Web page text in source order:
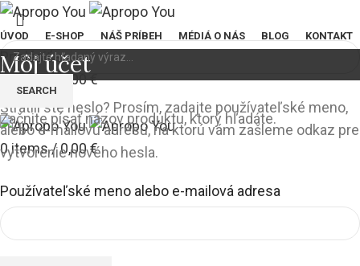
ÚVOD E-SHOP NÁŠ PRÍBEH MÉDIÁ O NÁS BLOG KONTAKT
Prihlásiť sa
0items/0,00€
0items /0,00€
Môj účet
Stratili ste heslo? Prosím, zadajte používateľské meno,
alebo e-mailovú adresu, na ktorú vám zašleme odkaz pre
vytvorenie nového hesla.
Používateľské meno alebo e-mailová adresa
SEARCH
Začnite písať názov produktu, ktorý hľadáte.